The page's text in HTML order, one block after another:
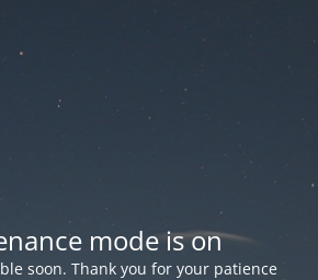
mode is on
soon. Thank you for your patience!